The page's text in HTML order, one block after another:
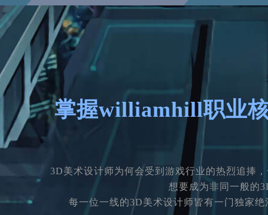
掌握williamhill职业
3D美术设计师为何会受到游戏行业的热烈追捧
想要成为非同一般的
每一位一线的3D美术设计师皆有一门独家